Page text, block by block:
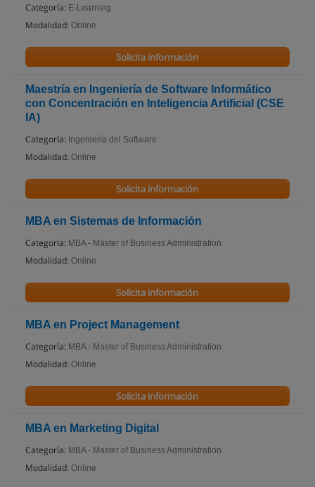
Categoría: E-Learning
Modalidad: Online
Solicita información
Maestría en Ingeniería de Software Informático
con Concentración en Inteligencia Artificial (CSE
IA)
Categoría: Ingeniería del Software
Modalidad: Online
Solicita información
MBA en Sistemas de Información
Categoría: MBA - Master of Business Administration
Modalidad: Online
Solicita información
MBA en Project Management
Categoría: MBA - Master of Business Administration
Modalidad: Online
Solicita información
MBA en Marketing Digital
Categoría: MBA - Master of Business Administration
Modalidad: Online